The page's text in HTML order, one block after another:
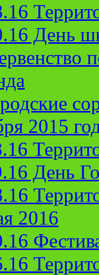
День
2015
День
2016